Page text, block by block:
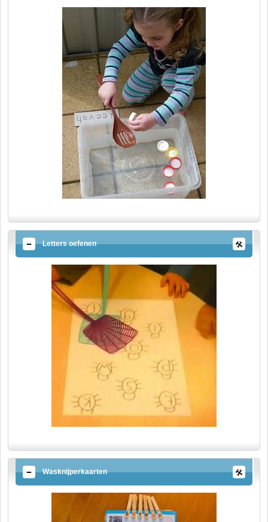
Letters oefenen
Wasknijperkaarten